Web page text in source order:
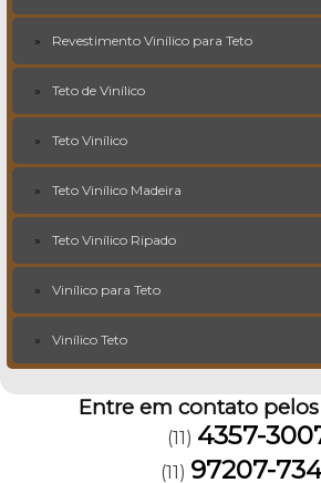
Revestimento Vinílico para Teto
Teto de Vinílico
Teto Vinílico
Teto Vinílico Madeira
Teto Vinílico Ripado
Vinílico para Teto
Vinílico Teto
Entre em contato
(11) 4357-
(11) 97207-